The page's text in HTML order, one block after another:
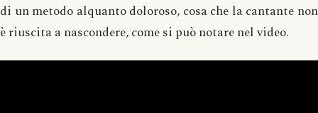
di un metodo alquanto doloroso, cosa che la cantante non
è riuscita a nascondere, come si può notare nel video.